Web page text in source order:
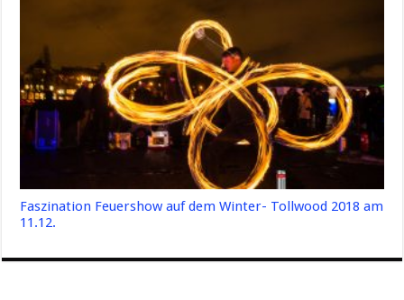
Faszination Feuershow auf dem Winter- Tollwood 2018 am
11.12.